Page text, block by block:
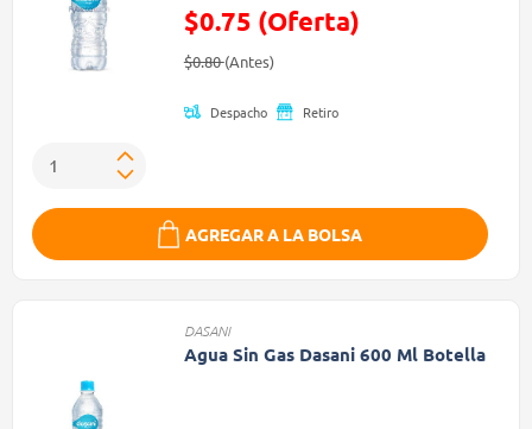
$0.75 (Oferta)
Precio reducido de
$0.80(Antes)(Oferta)
Despacho Retiro
AGREGAR A LA BOLSA
DASANI
Agua Sin Gas Dasani 600 Ml Botella